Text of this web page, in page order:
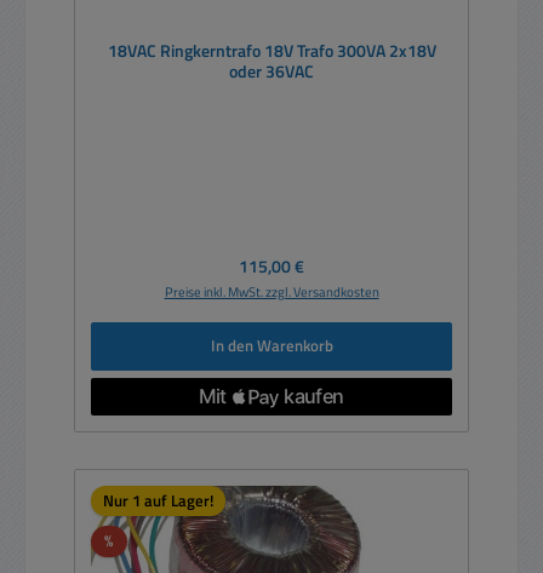
18VAC Ringkerntrafo 18V Trafo 300VA 2x18V
oder 36VAC
Regulärer Preis:
115,00 €
Preise inkl. MwSt. zzgl. Versandkosten
In den Warenkorb
Nur 1 auf Lager!
%Rabatt